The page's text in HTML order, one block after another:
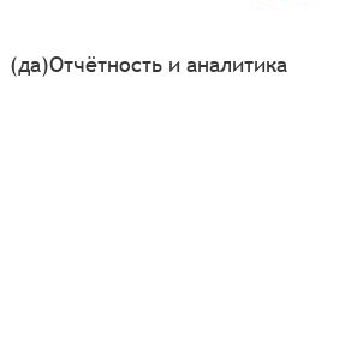
(да)Отчётность и аналитика